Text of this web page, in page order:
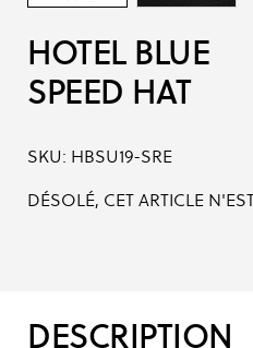
HOTEL BLUE
SPEED HAT
SKU: HBSU19-SRE
DÉSOLÉ, CET ARTICLE
DESCRIPTION